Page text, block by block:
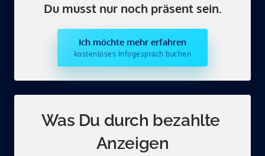
Du musst nur noch präsent sein.
Ich möchte mehr erfahren
kostenloses Infogespräch buchen
Was Du durch bezahlte
Anzeigen